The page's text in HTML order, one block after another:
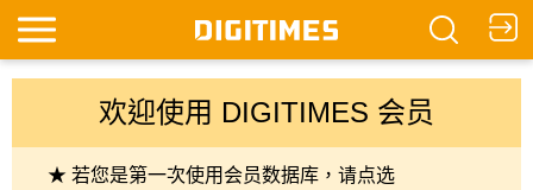
欢迎使用 DIGITIMES 会员
★ 若您是第一次使用会员数据库，请点选